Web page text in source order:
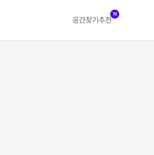
공간찾기 추천
N